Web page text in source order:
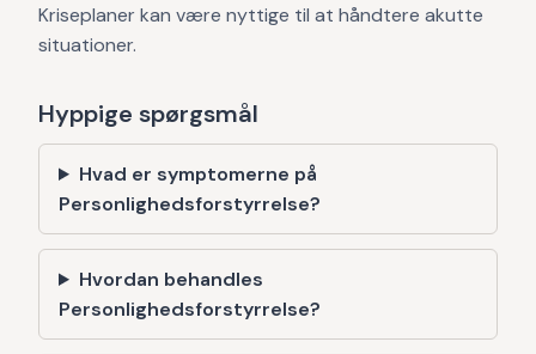
Kriseplaner kan være nyttige til at håndtere akutte
situationer.
Hyppige spørgsmål
Hvad er symptomerne på
Personlighedsforstyrrelse?
Hvordan behandles
Personlighedsforstyrrelse?